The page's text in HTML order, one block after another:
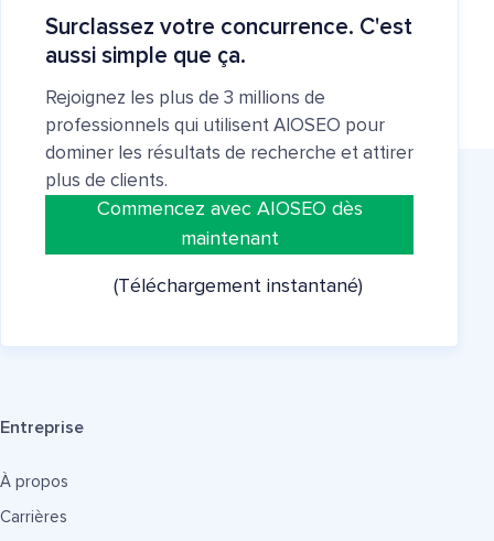
Surclassez votre concurrence. C'est
aussi simple que ça.
Rejoignez les plus de 3 millions de
professionnels qui utilisent AIOSEO pour
dominer les résultats de recherche et attirer
plus de clients.
Commencez avec AIOSEO dès
maintenant
(Téléchargement instantané)
Entreprise
À propos
Carrières